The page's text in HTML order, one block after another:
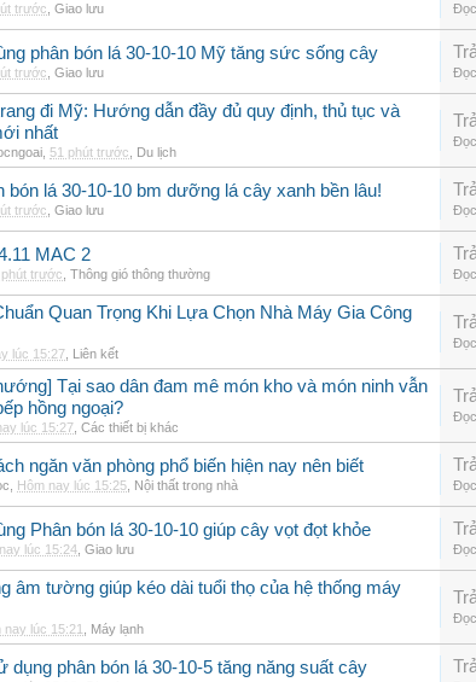
trước Giao lưu
phân bón lá 30-10-10 Mỹ tăng sức sống cây
trước Giao lưu
đi Mỹ: Hướng dẫn đầy đủ quy định, thủ tục và
nhất
51 phút trước Du lịch
bón lá 30-10-10 bm dưỡng lá cây xanh bền lâu!
trước Giao lưu
MAC 2
phút trước Thông gió thông thường
Quan Trọng Khi Lựa Chọn Nhà Máy Gia Công
lúc 15:27 Liên kết
Tại sao dân đam mê món kho và món ninh vẫn
hồng ngoại?
lúc 15:27 Các thiết bị khác
ngăn văn phòng phổ biến hiện nay nên biết
Hôm nay lúc 15:25 Nội thất trong nhà
Phân bón lá 30-10-10 giúp cây vọt đọt khỏe
lúc 15:24 Giao lưu
âm tường giúp kéo dài tuổi thọ của hệ thống máy
nay lúc 15:21 Máy lạnh
dụng phân bón lá 30-10-5 tăng năng suất cây